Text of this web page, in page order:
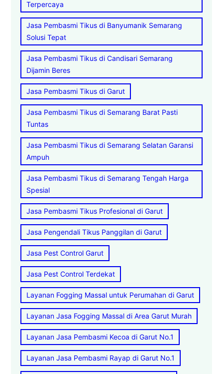
Terpercaya
Jasa Pembasmi Tikus di Banyumanik Semarang
Solusi Tepat
Jasa Pembasmi Tikus di Candisari Semarang
Dijamin Beres
Jasa Pembasmi Tikus di Garut
Jasa Pembasmi Tikus di Semarang Barat Pasti
Tuntas
Jasa Pembasmi Tikus di Semarang Selatan Garansi
Ampuh
Jasa Pembasmi Tikus di Semarang Tengah Harga
Spesial
Jasa Pembasmi Tikus Profesional di Garut
Jasa Pengendali Tikus Panggilan di Garut
Jasa Pest Control Garut
Jasa Pest Control Terdekat
Layanan Fogging Massal untuk Perumahan di Garut
Layanan Jasa Fogging Massal di Area Garut Murah
Layanan Jasa Pembasmi Kecoa di Garut No.1
Layanan Jasa Pembasmi Rayap di Garut No.1